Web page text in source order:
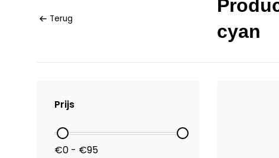
Terug
cyan
Prijs
€0 - €95